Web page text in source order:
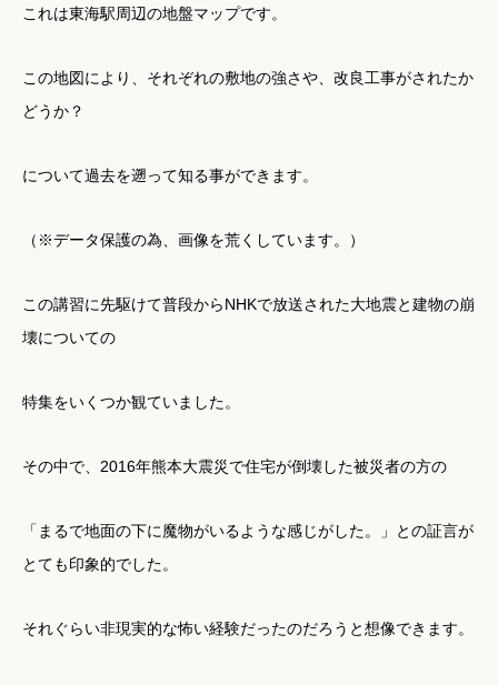
これは東海駅周辺の地盤マップです。
この地図により、それぞれの敷地の強さや、改良工事がされたか
どうか？
について過去を遡って知る事ができます。
（※データ保護の為、画像を荒くしています。）
この講習に先駆けて普段からNHKで放送された大地震と建物の崩
壊についての
特集をいくつか観ていました。
その中で、2016年熊本大震災で住宅が倒壊した被災者の方の
「まるで地面の下に魔物がいるような感じがした。」との証言が
とても印象的でした。
それぐらい非現実的な怖い経験だったのだろうと想像できます。